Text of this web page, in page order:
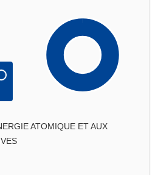
ATOMIQUE ET AUX